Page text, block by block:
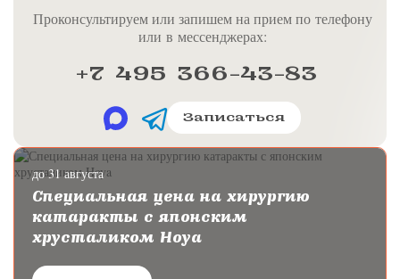
Проконсультируем или запишем на прием по телефону
или в мессенджерах:
+7 495 366-43-83
Записаться
до 31 августа
Специальная цена на хирургию
катаракты с японским
хрусталиком Hoya